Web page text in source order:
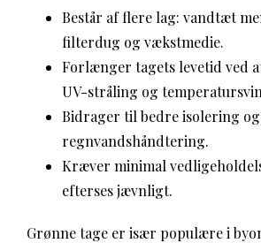
Består af flere lag: vandtæt
filterdug og vækstmedie.
Forlænger tagets levetid ved
UV-stråling og
Bidrager til bedre isolering og
regnvandshåndtering.
Kræver minimal
efterses jævnligt.
Grønne tage er især populære i